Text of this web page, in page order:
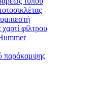
φίλτρου
παράκαμψης